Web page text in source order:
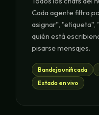
Cada agente filtra
asignar", "etiqueta",
quién está
pisarse mensajes.
Bandeja unificada
Estado en vivo